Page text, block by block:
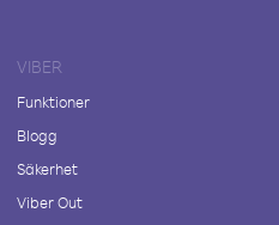
VIBER
Funktioner
Blogg
Säkerhet
Viber Out